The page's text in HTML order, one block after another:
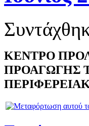
ΚΕΝΤΡΟ
ΠΡΟΑΓΩΓΗΣ